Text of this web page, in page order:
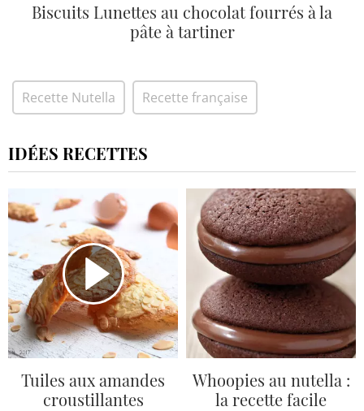
Biscuits Lunettes au chocolat fourrés à la
pâte à tartiner
Recette Nutella Recette française
IDÉES RECETTES
Tuiles aux amandes
croustillantes
Whoopies au nutella :
la recette facile